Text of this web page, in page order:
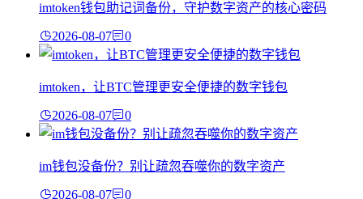
imtoken钱包助记词备份，守护数字资产的核心密码
2026-08-07 0
imtoken，让BTC管理更安全便捷的数字钱包
2026-08-07 0
im钱包没备份？别让疏忽吞噬你的数字资产
2026-08-07 0